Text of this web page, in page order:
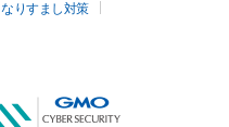
なりすまし対策